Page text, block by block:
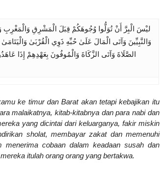
ليْسَ الْبِرَّ أَنْ تُوَلُّوا وُجُوهَكُمْ قِبَلَ الْمَشْرِقِ وَالْمَغْرِبِ
وَالنَّبِيِّينَ وَآتَى الْمَالَ عَلَىٰ حُبِّهِ ذَوِي الْقُرْبَىٰ
الصَّلَاةَ وَآتَى الزَّكَاةَ وَالْمُوفُونَ بِعَهْدِهِمْ إِذَا
ke timur dan Barat akan tetapi kebajikan itu
malaikatnya, kitab-kitabnya dan para nabi dan
yang dicintai dari keluarganya, fakir miskin
sholat, membayar zakat dan memenuhi
cobaan dalam keadaan susah dan
itulah orang orang yang bertakwa.